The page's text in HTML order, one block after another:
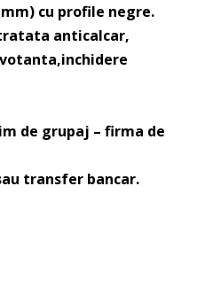
cu profile negre.
anticalcar,
de grupaj – firma de
transfer bancar.